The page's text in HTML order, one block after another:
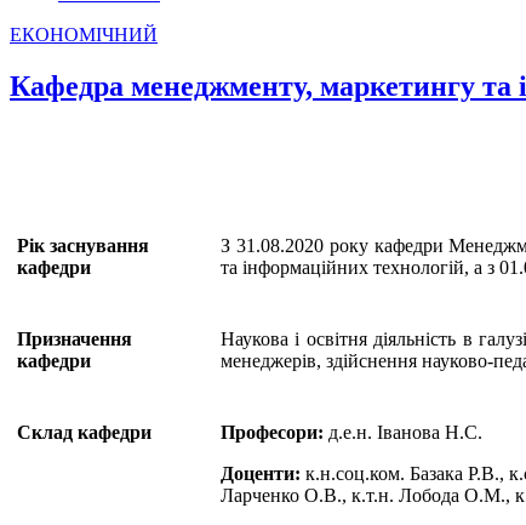
ЕКОНОМІЧНИЙ
Кафедра менеджменту, маркетингу та
Рік заснування
кафедри
З 31.08.2020 року кафедри
та інформаційних технологій, а з
Призначення
кафедри
Наукова і освітня діяльність в
менеджерів, здійснення науково-
Склад кафедри Професори: д.е.н. Іванова Н.С.
Доценти: к.н.соц.ком. Базака Р.В.,
Ларченко О.В., к.т.н. Лобода О.М.,